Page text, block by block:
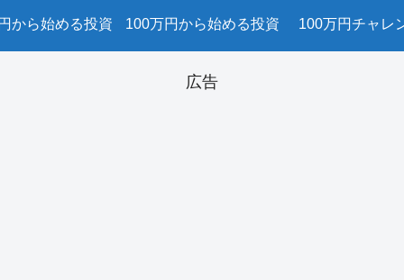
から始める投資 100万円から始める投資 100万円チャレ
広告